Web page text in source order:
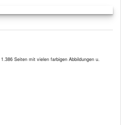
Seiten mit vielen farbigen Abbildungen u.